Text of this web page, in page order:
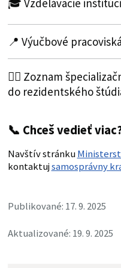
📍 Výučbové pracoviská
🧑‍⚕️ Zoznam
do rezidentského
📞 Chceš vedieť
Navštív stránku
kontaktujsamosprávny
Publikované: 17. 9. 2025
Aktualizované: 19. 9. 2025